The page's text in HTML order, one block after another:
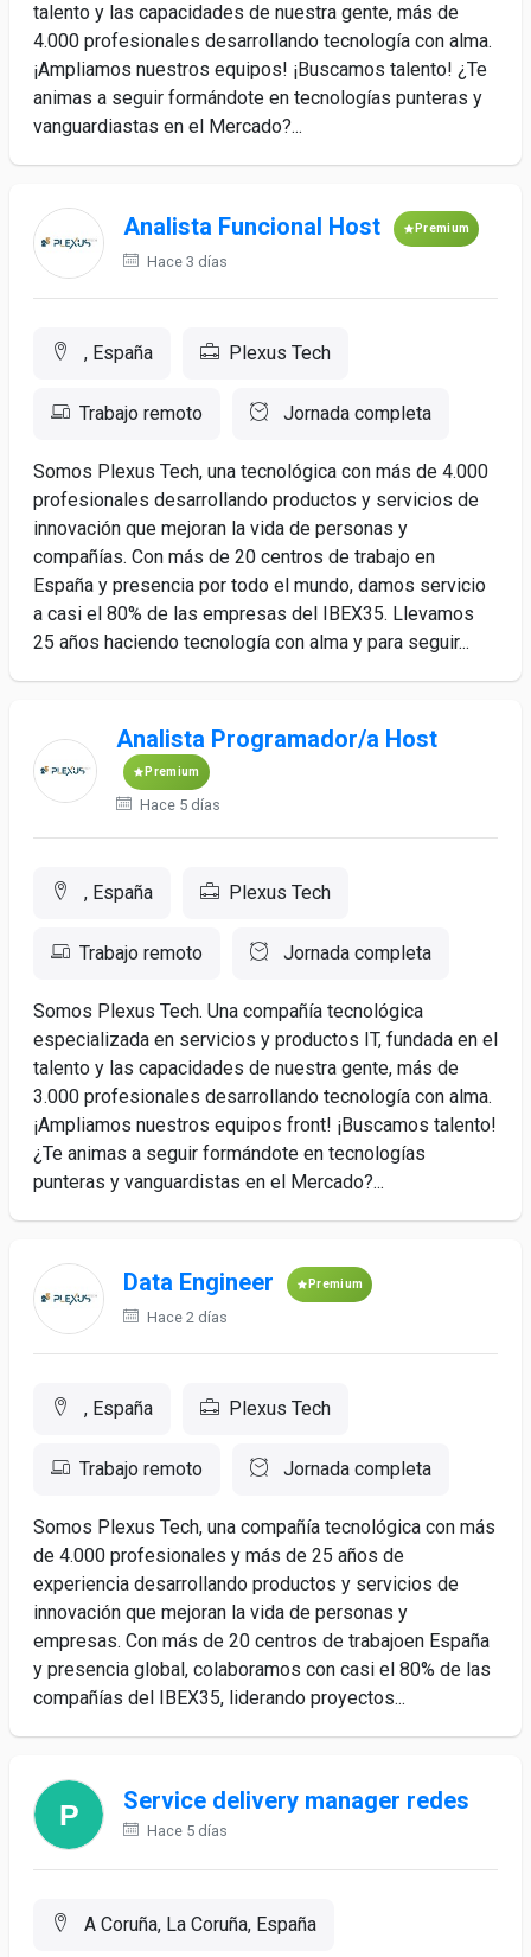
talento y las capacidades de nuestra gente, más de
4.000 profesionales desarrollando tecnología con alma.
¡Ampliamos nuestros equipos! ¡Buscamos talento! ¿Te
animas a seguir formándote en tecnologías punteras y
vanguardiastas en el Mercado?...
Analista Funcional Host Premium
Hace 3 días
, España Plexus Tech
Trabajo remoto Jornada completa
Somos Plexus Tech, una tecnológica con más de 4.000
profesionales desarrollando productos y servicios de
innovación que mejoran la vida de personas y
compañías. Con más de 20 centros de trabajo en
España y presencia por todo el mundo, damos servicio
a casi el 80% de las empresas del IBEX35. Llevamos
25 años haciendo tecnología con alma y para seguir...
Analista Programador/a Host
Premium
Hace 5 días
, España Plexus Tech
Trabajo remoto Jornada completa
Somos Plexus Tech. Una compañía tecnológica
especializada en servicios y productos IT, fundada en el
talento y las capacidades de nuestra gente, más de
3.000 profesionales desarrollando tecnología con alma.
¡Ampliamos nuestros equipos front! ¡Buscamos talento!
¿Te animas a seguir formándote en tecnologías
punteras y vanguardistas en el Mercado?...
Data Engineer Premium
Hace 2 días
, España Plexus Tech
Trabajo remoto Jornada completa
Somos Plexus Tech, una compañía tecnológica con más
de 4.000 profesionales y más de 25 años de
experiencia desarrollando productos y servicios de
innovación que mejoran la vida de personas y
empresas. Con más de 20 centros de trabajoen España
y presencia global, colaboramos con casi el 80% de las
compañías del IBEX35, liderando proyectos...
Service delivery manager redes
Hace 5 días
A Coruña, La Coruña, España